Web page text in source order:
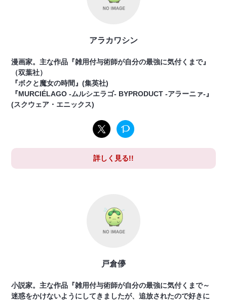
アラカワシン
漫画家。主な作品『雑用付与術師が自分の最強に気付くまで』
（双葉社）
『ボクと魔女の時間』(集英社)
『MURCIÉLAGO -ムルシエラゴ- BYPRODUCT -アラーニァ-』
(スクウェア・エニックス)
詳しく見る!!
戸倉儚
小説家。主な作品『雑用付与術師が自分の最強に気付くまで～
迷惑をかけないようにしてきましたが、追放されたので好きに